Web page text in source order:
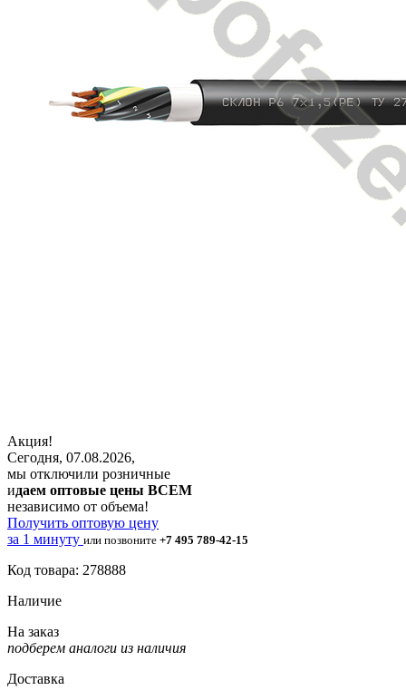
Акция!
Сегодня, 07.08.2026,
мы отключили розничные
идаем оптовые цены ВСЕМ
независимо от объема!
Получить оптовую цену
за 1 минуту или позвоните +7 495 789-42-15
Код товара: 278888
Наличие
На заказ
подберем аналоги из наличия
Доставка